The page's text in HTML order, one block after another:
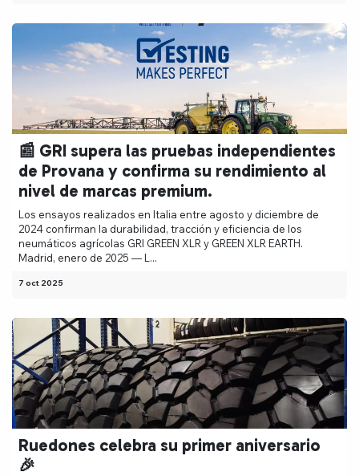
📰 GRI supera las pruebas independientes
de Provana y confirma su rendimiento al
nivel de marcas premium.
Los ensayos realizados en Italia entre agosto y diciembre de
2024 confirman la durabilidad, tracción y eficiencia de los
neumáticos agrícolas GRI GREEN XLR y GREEN XLR EARTH.
Madrid, enero de 2025 — L...
7 oct 2025
Ruedones celebra su primer aniversario
🎉